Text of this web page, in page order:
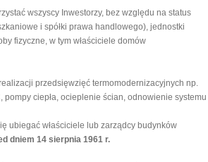
wszyscy Inwestorzy, bez względu na status
i spółki prawa handlowego), jednostki
fizyczne, w tym właściciele domów
przedsięwzięć termomodernizacyjnych np.
ciepła, ocieplenie ścian, odnowienie systemu
ubiegać właściciele lub zarządcy budynków
dniem 14 sierpnia 1961 r.